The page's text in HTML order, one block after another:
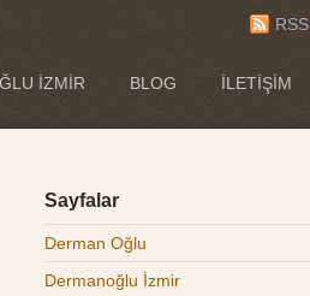
İZMIR BLOG İLETIŞIM
RSS
Sayfalar
Derman Oğlu
Dermanoğlu İzmir